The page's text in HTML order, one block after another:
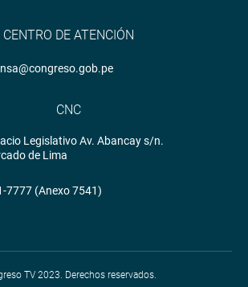
CENTRO DE ATENCIÓN
CNC
Legislativo Av. Abancay s/n.
de Lima
7777 (Anexo 7541)
TV 2023. Derechos reservados.